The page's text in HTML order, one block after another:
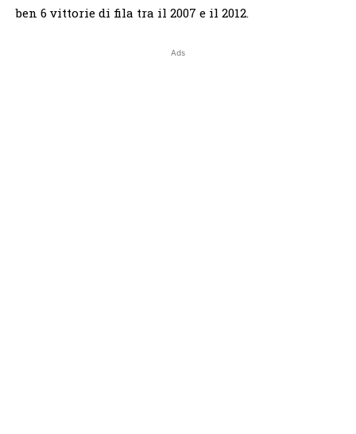
ben 6 vittorie di fila tra il 2007 e il 2012.
Ads